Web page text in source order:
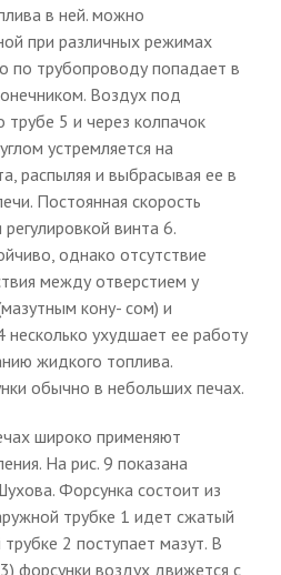
в ней. можно
при различных режимах
по трубопроводу попадает в
Воздух под
трубе 5 и через колпачок
устремляется на
распыляя и выбрасывая ее в
Постоянная скорость
винта 6.
однако отсутствие
между отверстием у
кону- сом) и
ухудшает ее работу
жидкого топлива.
обычно в небольших печах.
широко применяют
На рис. 9 показана
Форсунка состоит из
трубке 1 идет сжатый
2 поступает мазут. В
форсунки воздух движется с